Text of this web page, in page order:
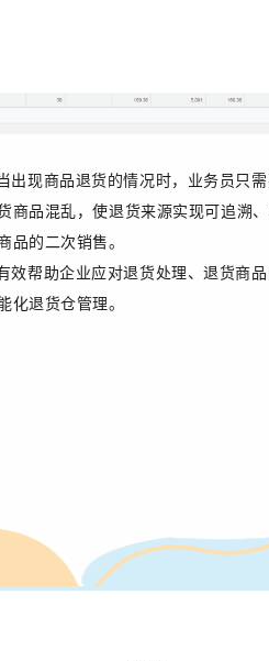
出现商品退货的情况时，业务员只
商品混乱，使退货来源实现可追溯
品的二次销售。
效帮助企业应对退货处理、退货商
化退货仓管理。